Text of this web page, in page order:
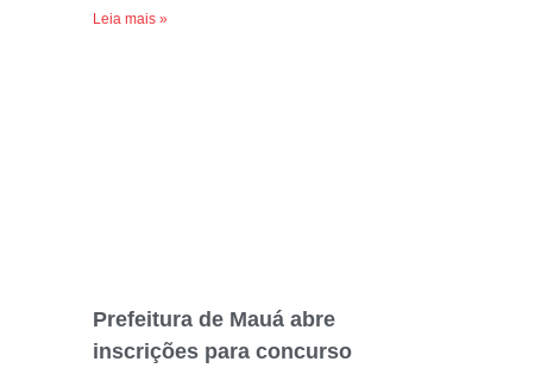
Leia mais »
Prefeitura de Mauá abre
inscrições para concurso